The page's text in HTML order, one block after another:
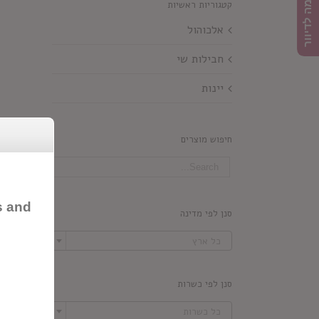
קטגוריות ראשיות
אלכוהול
חבילות שי
יינות
חיפוש מוצרים
סנן לפי מדינה
סנן לפי כשרות
and